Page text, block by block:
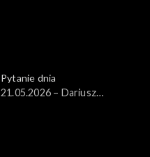
Pytanie dnia
21.05.2026 – Dariusz